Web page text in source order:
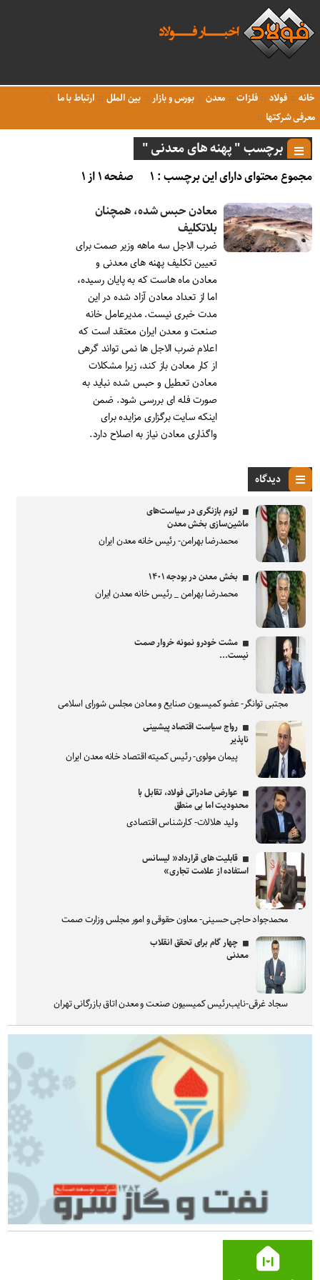
خانه فولاد فلزات معدن بورس و بازار بین الملل
ارتباط با ما
معرفی شرکتها
برچسب " پهنه های معدنی "
مجموع محتوای دارای این برچسب : ۱
صفحه ۱ از ۱
معادن حبس شده، همچنان
بلاتکلیف
ضرب الاجل سه ماهه وزیر صمت برای
تعیین تکلیف پهنه های معدنی و
معادن ماه هاست که به پایان رسیده،
اما از تعداد معادن آزاد شده در این
مدت خبری نیست. مدیرعامل خانه
صنعت و معدن ایران معتقد است که
اعلام ضرب الاجل ها نمی تواند گرهی
از کار معادن باز کند، زیرا مشکلات
معادن تعطیل و حبس شده نباید به
صورت فله ای بررسی شود. ضمن
اینکه سایت برگزاری مزایده برای
واگذاری معادن نیاز به اصلاح دارد.
دیدگاه
لزوم بازنگری در سیاست‌های
ماشین‌سازی بخش معدن
محمدرضا بهرامن- رئیس خانه معدن ایران
بخش معدن در بودجه ۱۴۰۱
محمدرضا بهرامن _ رئیس خانه معدن ایران
مشت خودرو نمونه خروار صمت
نیست...
مجتبی توانگر- عضو کمیسیون صنایع و معادن مجلس شورای اسلامی
رواج سیاست اقتصاد پیشبینی
ناپذیر
پیمان مولوی- رئیس کمیته اقتصاد خانه معدن ایران
عوارض صادراتی فولاد، تقابل با
محدودیت اما بی منطق
ولید هلالات- کارشناس اقتصادی
قابلیت های قرارداد« لیسانس
استفاده از علامت تجاری»
محمدجواد حاجی حسینی- معاون حقوقی و امور مجلس وزارت صمت
چهار گام برای تحقق انقلاب
معدنی
سجاد غرقی-نایب‌رئیس کمیسیون صنعت و معدن اتاق بازرگانی تهران